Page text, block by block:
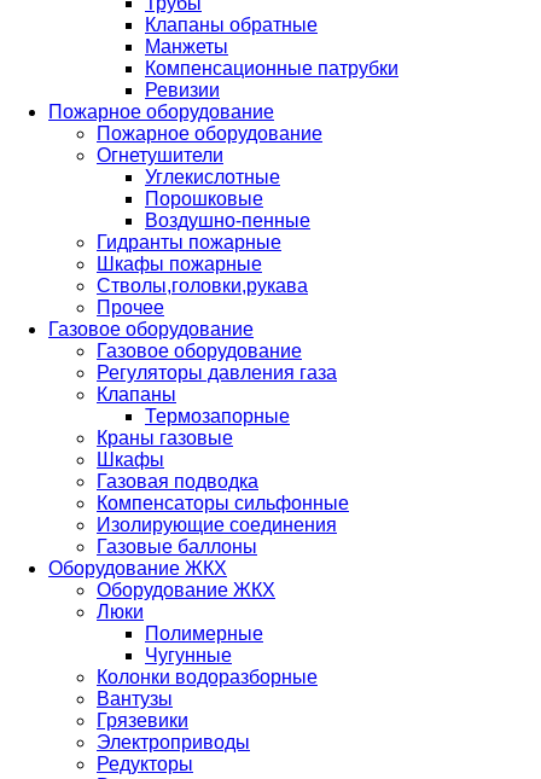
Клапаны обратные
Манжеты
Компенсационные патрубки
Ревизии
Пожарное оборудование
Пожарное оборудование
Огнетушители
Углекислотные
Порошковые
Воздушно-пенные
Гидранты пожарные
Шкафы пожарные
Стволы,головки,рукава
Прочее
Газовое оборудование
Газовое оборудование
Регуляторы давления газа
Клапаны
Термозапорные
Краны газовые
Шкафы
Газовая подводка
Компенсаторы сильфонные
Изолирующие соединения
Газовые баллоны
Оборудование ЖКХ
Оборудование ЖКХ
Люки
Полимерные
Чугунные
Колонки водоразборные
Вантузы
Грязевики
Электроприводы
Редукторы